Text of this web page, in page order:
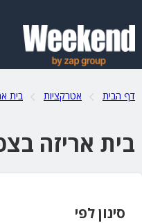
דף הבית אטרקציות בית
בית אריזה
סינון לפי